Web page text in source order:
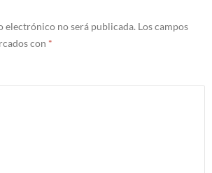
electrónico no será publicada. Los campos
con *